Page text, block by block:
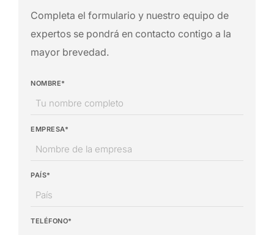
Completa el formulario y nuestro equipo de
expertos se pondrá en contacto contigo a la
mayor brevedad.
NOMBRE*
EMPRESA*
PAÍS*
TELÉFONO*